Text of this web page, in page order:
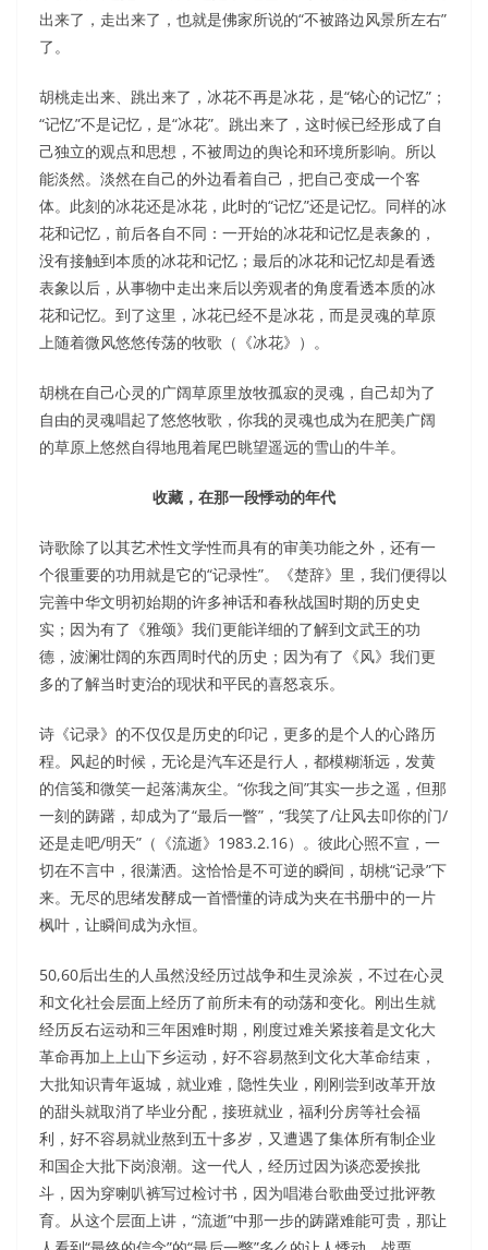
出来了，走出来了，也就是佛家所说的“不被路边风景所左右”
了。
胡桃走出来、跳出来了，冰花不再是冰花，是“铭心的记忆”；
“记忆”不是记忆，是“冰花”。跳出来了，这时候已经形成了自
己独立的观点和思想，不被周边的舆论和环境所影响。所以
能淡然。淡然在自己的外边看着自己，把自己变成一个客
体。此刻的冰花还是冰花，此时的“记忆”还是记忆。同样的冰
花和记忆，前后各自不同：一开始的冰花和记忆是表象的，
没有接触到本质的冰花和记忆；最后的冰花和记忆却是看透
表象以后，从事物中走出来后以旁观者的角度看透本质的冰
花和记忆。到了这里，冰花已经不是冰花，而是灵魂的草原
上随着微风悠悠传荡的牧歌（《冰花》）。
胡桃在自己心灵的广阔草原里放牧孤寂的灵魂，自己却为了
自由的灵魂唱起了悠悠牧歌，你我的灵魂也成为在肥美广阔
的草原上悠然自得地甩着尾巴眺望遥远的雪山的牛羊。
收藏，在那一段悸动的年代
诗歌除了以其艺术性文学性而具有的审美功能之外，还有一
个很重要的功用就是它的“记录性”。《楚辞》里，我们便得以
完善中华文明初始期的许多神话和春秋战国时期的历史史
实；因为有了《雅颂》我们更能详细的了解到文武王的功
德，波澜壮阔的东西周时代的历史；因为有了《风》我们更
多的了解当时吏治的现状和平民的喜怒哀乐。
诗《记录》的不仅仅是历史的印记，更多的是个人的心路历
程。风起的时候，无论是汽车还是行人，都模糊渐远，发黄
的信笺和微笑一起落满灰尘。“你我之间”其实一步之遥，但那
一刻的踌躇，却成为了“最后一瞥”，“我笑了/让风去叩你的门/
还是走吧/明天”（《流逝》1983.2.16）。彼此心照不宣，一
切在不言中，很潇洒。这恰恰是不可逆的瞬间，胡桃“记录”下
来。无尽的思绪发酵成一首懵懂的诗成为夹在书册中的一片
枫叶，让瞬间成为永恒。
50,60后出生的人虽然没经历过战争和生灵涂炭，不过在心灵
和文化社会层面上经历了前所未有的动荡和变化。刚出生就
经历反右运动和三年困难时期，刚度过难关紧接着是文化大
革命再加上上山下乡运动，好不容易熬到文化大革命结束，
大批知识青年返城，就业难，隐性失业，刚刚尝到改革开放
的甜头就取消了毕业分配，接班就业，福利分房等社会福
利，好不容易就业熬到五十多岁，又遭遇了集体所有制企业
和国企大批下岗浪潮。这一代人，经历过因为谈恋爱挨批
斗，因为穿喇叭裤写过检讨书，因为唱港台歌曲受过批评教
育。从这个层面上讲，“流逝”中那一步的踌躇难能可贵，那让